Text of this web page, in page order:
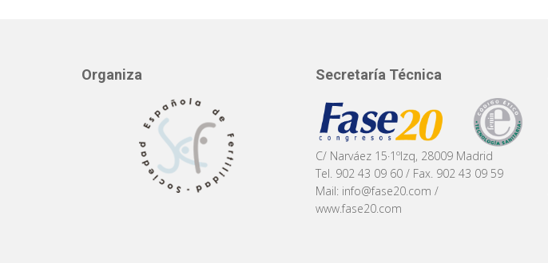
Organiza Secretaría Técnica
C/ Narváez 15·1ºIzq, 28009 Madrid
Tel. 902 43 09 60 / Fax. 902 43 09 59
Mail: info@fase20.com /
www.fase20.com